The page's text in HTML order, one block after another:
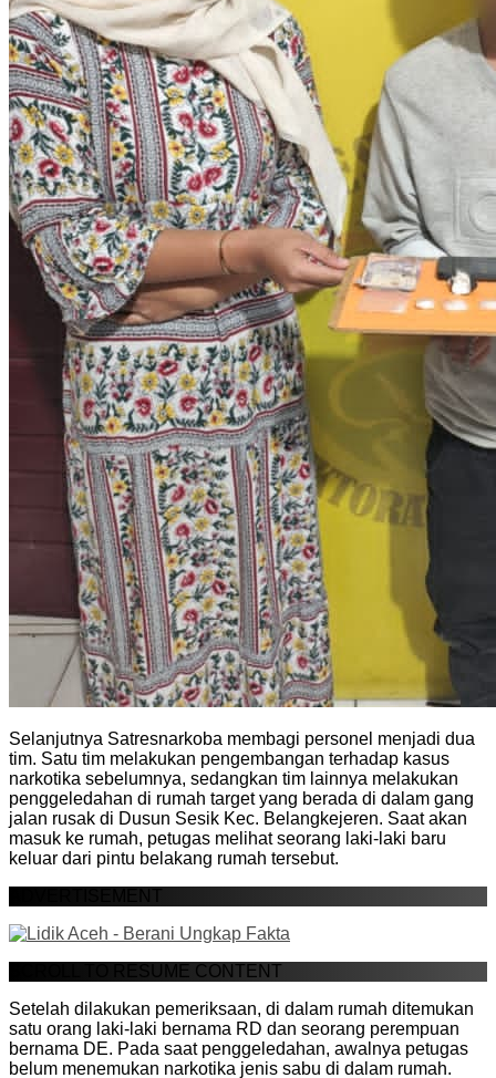
Selanjutnya Satresnarkoba membagi personel menjadi dua
tim. Satu tim melakukan pengembangan terhadap kasus
narkotika sebelumnya, sedangkan tim lainnya melakukan
penggeledahan di rumah target yang berada di dalam gang
jalan rusak di Dusun Sesik Kec. Belangkejeren. Saat akan
masuk ke rumah, petugas melihat seorang laki-laki baru
keluar dari pintu belakang rumah tersebut.
ADVERTISEMENT
SCROLL TO RESUME CONTENT
Setelah dilakukan pemeriksaan, di dalam rumah ditemukan
satu orang laki-laki bernama RD dan seorang perempuan
bernama DE. Pada saat penggeledahan, awalnya petugas
belum menemukan narkotika jenis sabu di dalam rumah.